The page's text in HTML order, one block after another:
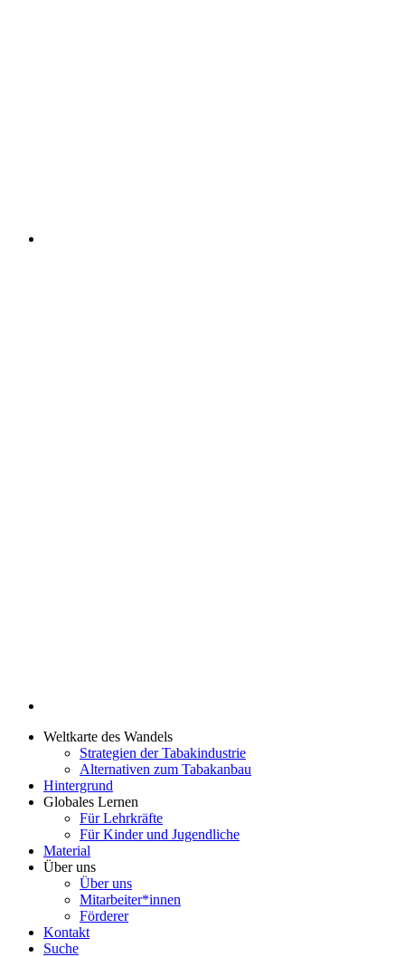
Weltkarte des Wandels
Strategien der Tabakindustrie
Alternativen zum Tabakanbau
Hintergrund
Globales Lernen
Für Lehrkräfte
Für Kinder und Jugendliche
Material
Über uns
Über uns
Mitarbeiter*innen
Förderer
Kontakt
Suche